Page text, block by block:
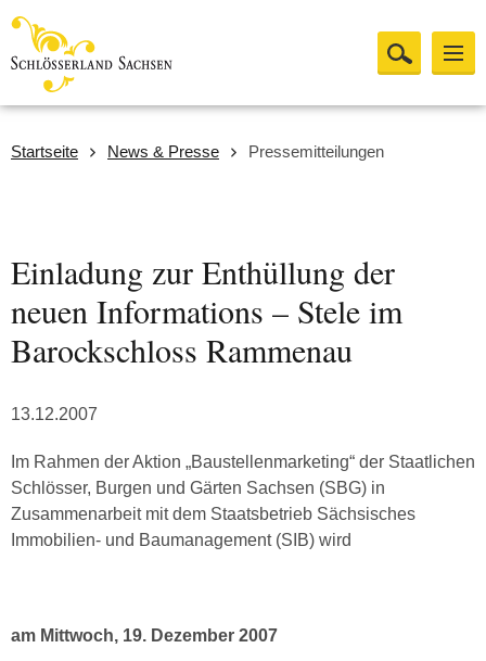
Startseite News & Presse Pressemitteilungen
Einladung zur Enthüllung der
neuen Informations – Stele im
Barockschloss Rammenau
13.12.2007
Im Rahmen der Aktion „Baustellenmarketing“ der Staatlichen
Schlösser, Burgen und Gärten Sachsen (SBG) in
Zusammenarbeit mit dem Staatsbetrieb Sächsisches
Immobilien- und Baumanagement (SIB) wird
am Mittwoch, 19. Dezember 2007